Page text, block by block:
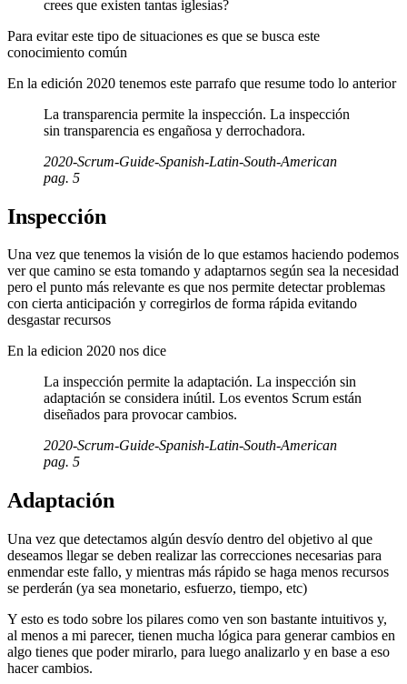
crees que existen tantas iglesias?
Para evitar este tipo de situaciones es que se busca este
conocimiento común
En la edición 2020 tenemos este parrafo que resume todo lo anterior
La transparencia permite la inspección. La inspección
sin transparencia es engañosa y derrochadora.
2020-Scrum-Guide-Spanish-Latin-South-American
pag. 5
Inspección
Una vez que tenemos la visión de lo que estamos haciendo podemos
ver que camino se esta tomando y adaptarnos según sea la necesidad
pero el punto más relevante es que nos permite detectar problemas
con cierta anticipación y corregirlos de forma rápida evitando
desgastar recursos
En la edicion 2020 nos dice
La inspección permite la adaptación. La inspección sin
adaptación se considera inútil. Los eventos Scrum están
diseñados para provocar cambios.
2020-Scrum-Guide-Spanish-Latin-South-American
pag. 5
Adaptación
Una vez que detectamos algún desvío dentro del objetivo al que
deseamos llegar se deben realizar las correcciones necesarias para
enmendar este fallo, y mientras más rápido se haga menos recursos
se perderán (ya sea monetario, esfuerzo, tiempo, etc)
Y esto es todo sobre los pilares como ven son bastante intuitivos y,
al menos a mi parecer, tienen mucha lógica para generar cambios en
algo tienes que poder mirarlo, para luego analizarlo y en base a eso
hacer cambios.